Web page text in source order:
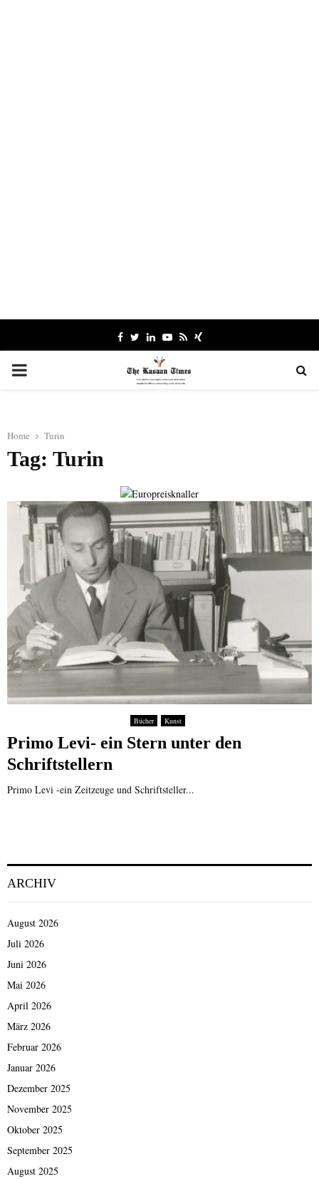
Facebook
TwitterLinkedinYoutube
RssXing
PRIMARY
Home Turin
Tag: Turin
Bücher Kunst
Primo Levi- ein Stern unter den
Schriftstellern
Primo Levi -ein Zeitzeuge und Schriftsteller...
ARCHIV
August 2026
Juli 2026
Juni 2026
Mai 2026
April 2026
März 2026
Februar 2026
Januar 2026
Dezember 2025
November 2025
Oktober 2025
September 2025
August 2025